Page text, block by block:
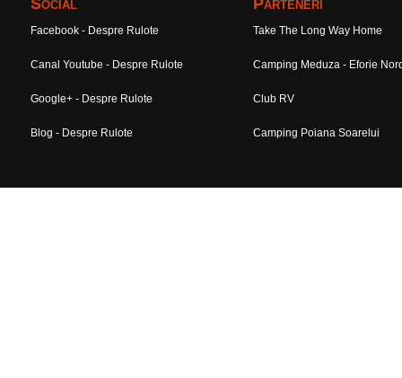
Social
Facebook - Despre Rulote
Canal Youtube - Despre Rulote
Google+ - Despre Rulote
Blog - Despre Rulote
Parteneri
Take The Long Way Home
Camping Meduza - Eforie
Club RV
Camping Poiana Soarelui